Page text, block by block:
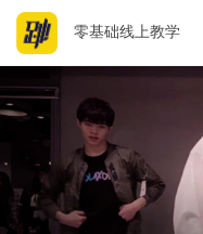
零基础线上教学